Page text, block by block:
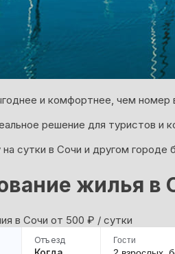
и комфортнее, чем номер
решение для туристов и
сутки в Сочи и другом городе
жилья в
в Сочи oт 500 ₽ / сутки
Отъезд Гости